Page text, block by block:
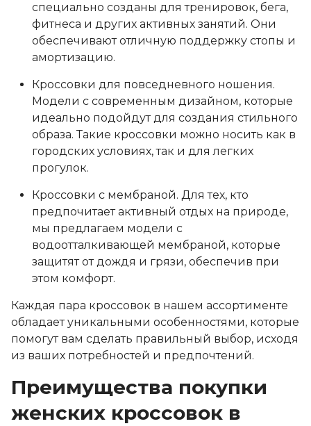
специально созданы для тренировок, бега,
фитнеса и других активных занятий. Они
обеспечивают отличную поддержку стопы и
амортизацию.
Кроссовки для повседневного ношения.
Модели с современным дизайном, которые
идеально подойдут для создания стильного
образа. Такие кроссовки можно носить как в
городских условиях, так и для легких
прогулок.
Кроссовки с мембраной. Для тех, кто
предпочитает активный отдых на природе,
мы предлагаем модели с
водоотталкивающей мембраной, которые
защитят от дождя и грязи, обеспечив при
этом комфорт.
Каждая пара кроссовок в нашем ассортименте
обладает уникальными особенностями, которые
помогут вам сделать правильный выбор, исходя
из ваших потребностей и предпочтений.
Преимущества покупки
женских кроссовок в